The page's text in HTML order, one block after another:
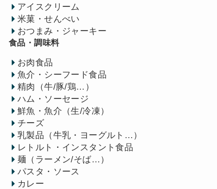
アイスクリーム
米菓・せんべい
おつまみ・ジャーキー
食品・調味料
お肉食品
魚介・シーフード食品
精肉（牛/豚/鶏…）
ハム・ソーセージ
鮮魚・魚介（生/冷凍）
チーズ
乳製品（牛乳・ヨーグルト…）
レトルト・インスタント食品
麺（ラーメン/そば…）
パスタ・ソース
カレー